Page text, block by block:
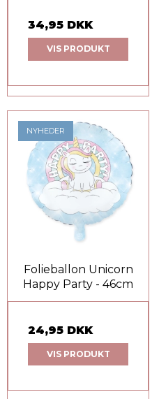
34,95 DKK
VIS PRODUKT
NYHEDER
Folieballon Unicorn
Happy Party - 46cm
24,95 DKK
VIS PRODUKT